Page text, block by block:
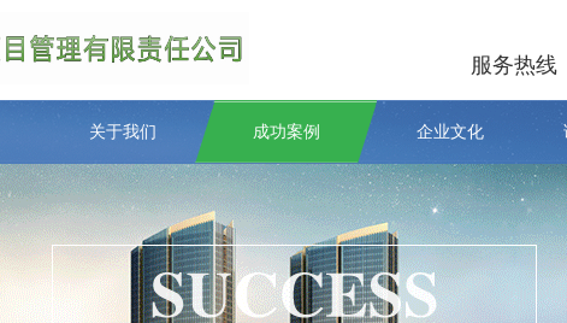
服务热线
关于我们 成功案例 企业文化